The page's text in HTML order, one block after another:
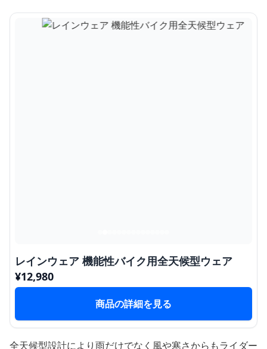
レインウェア 機能性バイク用全天候型ウェア
¥12,980
商品の詳細を見る
全天候型設計により雨だけでなく風や寒さからもライダー